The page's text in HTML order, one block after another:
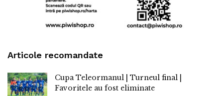
Articole recomandate
Cupa Teleormanul | Turneul final |
Favoritele au fost eliminate